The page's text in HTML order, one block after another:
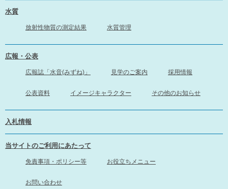
水質
放射性物質の測定結果 水質管理
広報・公表
広報誌「水音(みずね)」 見学のご案内 採用情報
公表資料 イメージキャラクター その他のお知らせ
入札情報
当サイトのご利用にあたって
免責事項・ポリシー等 お役立ちメニュー
お問い合わせ